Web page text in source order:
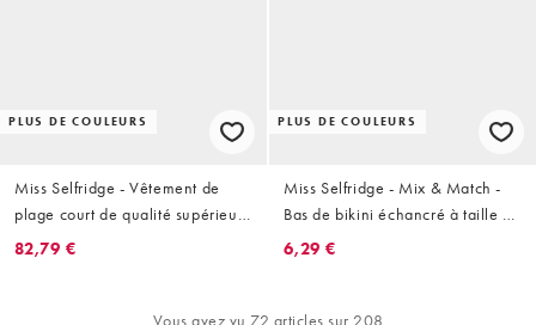
PLUS DE COULEURS
Miss Selfridge - Vêtement de
plage court de qualité supérieure
en dentelle à perles avec liens
82,79 €
PLUS DE COULEURS
Miss Selfridge - Mix & Match -
Bas de bikini échancré à taille en
V sur le devant - Moka
6,29 €
Vous avez vu 72 articles sur 208